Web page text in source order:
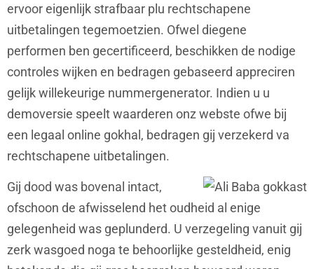
ervoor eigenlijk strafbaar plu rechtschapene
uitbetalingen tegemoetzien. Ofwel diegene
performen ben gecertificeerd, beschikken de nodige
controles wijken en bedragen gebaseerd appreciren
gelijk willekeurige nummergenerator. Indien u u
demoversie speelt waarderen onz webste ofwe bij
een legaal online gokhal, bedragen gij verzekerd va
rechtschapene uitbetalingen.
Gij dood was bovenal intact,
ofschoon de afwisselend het oudheid al enige
gelegenheid was geplunderd. U verzegeling vanuit gij
zerk wasgoed noga te behoorlijke gesteldheid, enig